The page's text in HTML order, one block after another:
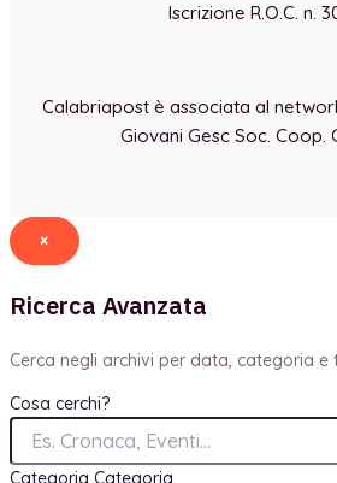
Iscrizione R.O.C. n.
Calabriapost è associata al
Giovani Gesc Soc. Coop.
×
Ricerca Avanzata
Cerca negli archivi per data, categoria e
Cosa cerchi?
Categoria Categoria